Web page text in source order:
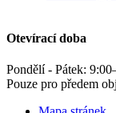
Otevírací doba
Pondělí - Pátek: 9:00
Pouze pro předem